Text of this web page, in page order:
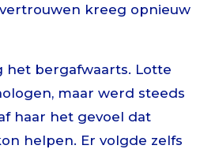
kreeg opnieuw
het bergafwaarts. Lotte
maar werd steeds
haar het gevoel dat
helpen. Er volgde zelfs